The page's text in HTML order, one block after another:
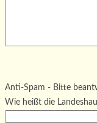
Bitte lasse dieses Feld
Anti-Spam - Bitte
Wie heißt die